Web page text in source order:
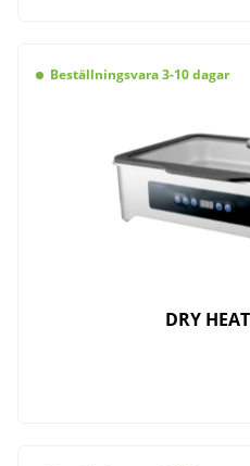
Beställningsvara 3-10 dagar
DRY